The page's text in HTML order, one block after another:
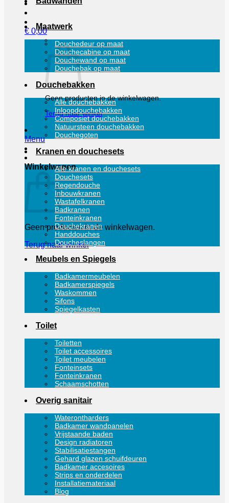
€ 0,00
Geen producten in de winkelwagen.
Terug naar winkel
Menu
Winkelwagen
Geen producten in de winkelwagen.
Terug naar winkel
Maatwerk
Douchedeur op maat
Douchecabine op maat
Douchewand op maat
Douchebak op maat
Douchebakken
Alle douchebakken
Inloopdouchebakken
Composiet douchebakken
Natuursteen douchebakken
Douchegoten
Kranen en douchesets
Alle kranen en douchesets
Douchesets
Regendouche
Inbouwkranen
Wastafelkranen
Badkranen
Fonteinkranen
Douchekranen
Handdouches
Doucheslangen
Meubels en Spiegels
Badkamermeubelen
Badkamerspiegels
Waskommen
Sifons
Spiegelkasten
Toilet
Toiletten
Toilet accessoires
Toilet meubelen
Fonteinsets
Fonteinkranen
Schaamschotten
Overig sanitair
Waterontharders
Badkamer wandpanelen
Vrijstaande baden
Design radiatoren
Stabilisatiestangen
Gehard glazen schuifdeuren
Badkamer accesoires
Strips en onderdelen
Installatiemateriaal
Blog